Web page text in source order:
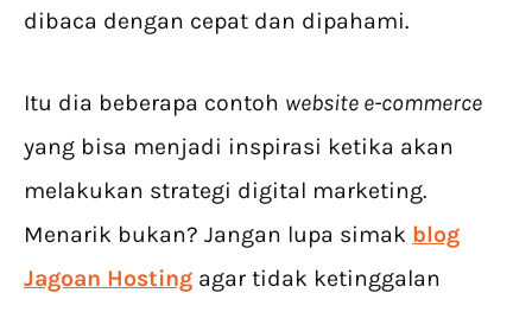
dibaca dengan cepat dan dipahami.
Itu dia beberapa contoh website e-commerce
yang bisa menjadi inspirasi ketika akan
melakukan strategi digital marketing.
Menarik bukan? Jangan lupa simak blog
Jagoan Hosting agar tidak ketinggalan